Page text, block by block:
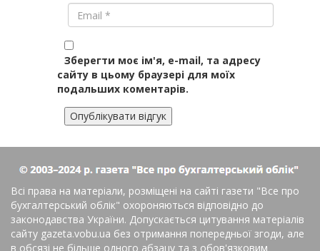
Зберегти моє ім'я, e-mail, та адресу
сайту в цьому браузері для моїх
подальших коментарів.
Всі права на матеріали, розміщені на сайті газети "Все про
бухгалтерський облік" охороняються відповідно до
законодавства України. Допускається цитування матеріалів
сайту gazeta.vobu.ua без отримання попередньої згоди, але
в обсязі не більше одного абзацу та з обов'язковим